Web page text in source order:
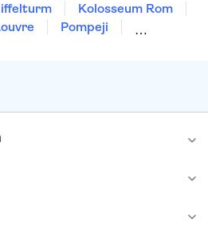
Kolosseum Rom
Pompeji